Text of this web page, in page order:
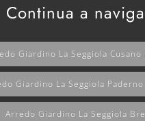
Continua a
Giardino La Seggiola Cusano
Giardino La Seggiola Paderno
Arredo Giardino La Seggiola